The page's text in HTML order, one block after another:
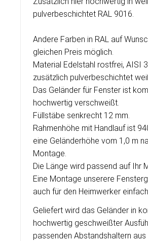
pulverbeschichtet RAL 9016.
Andere Farben in RAL auf
gleichen Preis möglich.
Material Edelstahl rostfrei, AISI
zusätzlich pulverbeschichtet
Das Geländer für Fenster ist
hochwertig verschweißt.
Füllstäbe senkrecht 12 mm.
Rahmenhöhe mit Handlauf ist
eine Geländerhöhe vom 1,0 m
Montage.
Die Länge wird passend auf Ihr
Eine Montage unserere
auch für den Heimwerker
Geliefert wird das Geländer in
hochwertig geschweißter
passenden Abstandshaltern aus